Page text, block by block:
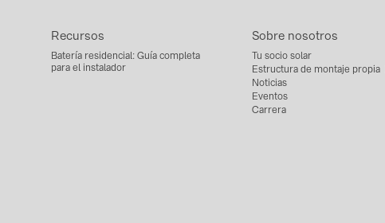
Recursos
Batería residencial: Guía completa
para el instalador
Sobre nosotros
Tu socio solar
Estructura de montaje propia
Noticias
Eventos
Carrera